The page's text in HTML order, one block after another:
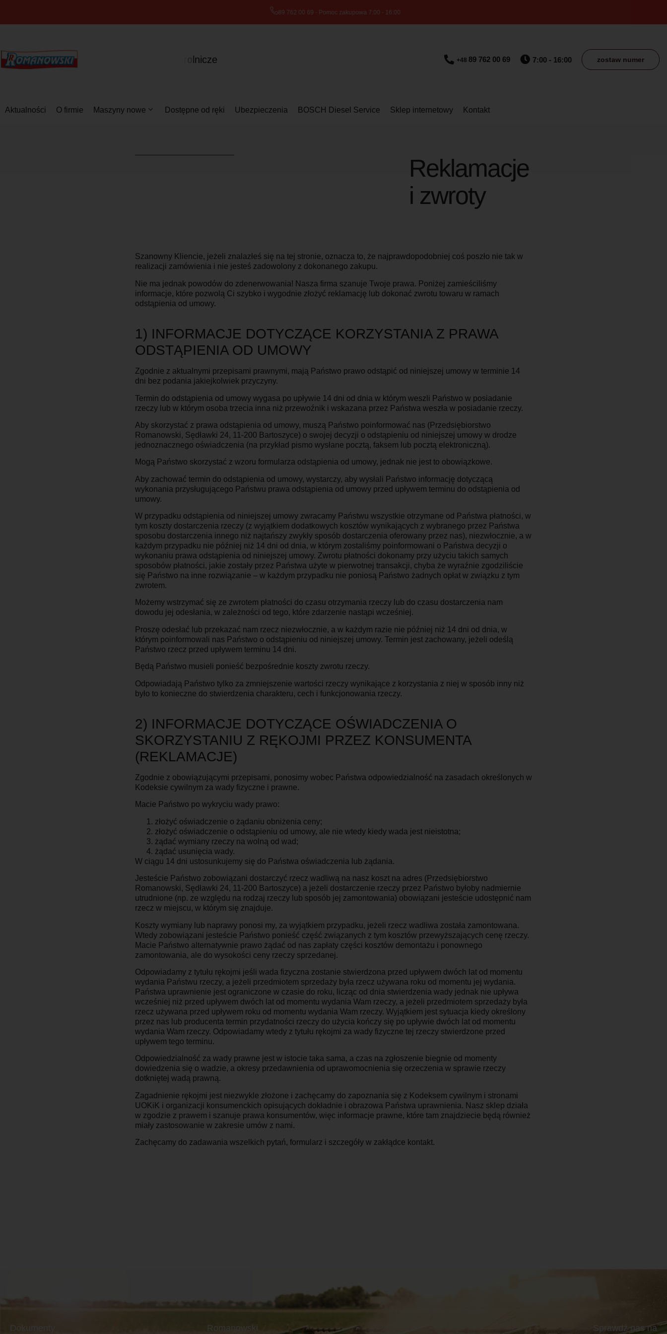
89 762 00 69 - Pomoc zakupowa 7:00 - 16:00
+48 89 762 00 69 7:00 - 16:00 zostaw numer
Aktualności O firmie Maszyny nowe Dostępne od ręki Ubezpieczenia BOSCH Diesel Service Sklep internetowy Kontakt
Reklamacje
i zwroty
Szanowny Kliencie, jeżeli znalazłeś się na tej stronie, oznacza to, że najprawdopodobniej coś poszło nie tak w
realizacji zamówienia i nie jesteś zadowolony z dokonanego zakupu.
Nie ma jednak powodów do zdenerwowania! Nasza firma szanuje Twoje prawa. Poniżej zamieściliśmy
informacje, które pozwolą Ci szybko i wygodnie złożyć reklamację lub dokonać zwrotu towaru w ramach
odstąpienia od umowy.
1) INFORMACJE DOTYCZĄCE KORZYSTANIA Z PRAWA
ODSTĄPIENIA OD UMOWY
Zgodnie z aktualnymi przepisami prawnymi, mają Państwo prawo odstąpić od niniejszej umowy w terminie 14
dni bez podania jakiejkolwiek przyczyny.
Termin do odstąpienia od umowy wygasa po upływie 14 dni od dnia w którym weszli Państwo w posiadanie
rzeczy lub w którym osoba trzecia inna niż przewoźnik i wskazana przez Państwa weszła w posiadanie rzeczy.
Aby skorzystać z prawa odstąpienia od umowy, muszą Państwo poinformować nas (Przedsiębiorstwo
Romanowski, Sędławki 24, 11-200 Bartoszyce) o swojej decyzji o odstąpieniu od niniejszej umowy w drodze
jednoznacznego oświadczenia (na przykład pismo wysłane pocztą, faksem lub pocztą elektroniczną).
Mogą Państwo skorzystać z wzoru formularza odstąpienia od umowy, jednak nie jest to obowiązkowe.
Aby zachować termin do odstąpienia od umowy, wystarczy, aby wysłali Państwo informację dotyczącą
wykonania przysługującego Państwu prawa odstąpienia od umowy przed upływem terminu do odstąpienia od
umowy.
W przypadku odstąpienia od niniejszej umowy zwracamy Państwu wszystkie otrzymane od Państwa płatności, w
tym koszty dostarczenia rzeczy (z wyjątkiem dodatkowych kosztów wynikających z wybranego przez Państwa
sposobu dostarczenia innego niż najtańszy zwykły sposób dostarczenia oferowany przez nas), niezwłocznie, a w
każdym przypadku nie później niż 14 dni od dnia, w którym zostaliśmy poinformowani o Państwa decyzji o
wykonaniu prawa odstąpienia od niniejszej umowy. Zwrotu płatności dokonamy przy użyciu takich samych
sposobów płatności, jakie zostały przez Państwa użyte w pierwotnej transakcji, chyba że wyraźnie zgodziliście
się Państwo na inne rozwiązanie – w każdym przypadku nie poniosą Państwo żadnych opłat w związku z tym
zwrotem.
Możemy wstrzymać się ze zwrotem płatności do czasu otrzymania rzeczy lub do czasu dostarczenia nam
dowodu jej odesłania, w zależności od tego, które zdarzenie nastąpi wcześniej.
Proszę odesłać lub przekazać nam rzecz niezwłocznie, a w każdym razie nie później niż 14 dni od dnia, w
którym poinformowali nas Państwo o odstąpieniu od niniejszej umowy. Termin jest zachowany, jeżeli odeślą
Państwo rzecz przed upływem terminu 14 dni.
Będą Państwo musieli ponieść bezpośrednie koszty zwrotu rzeczy.
Odpowiadają Państwo tylko za zmniejszenie wartości rzeczy wynikające z korzystania z niej w sposób inny niż
było to konieczne do stwierdzenia charakteru, cech i funkcjonowania rzeczy.
2) INFORMACJE DOTYCZĄCE OŚWIADCZENIA O
SKORZYSTANIU Z RĘKOJMI PRZEZ KONSUMENTA
(REKLAMACJE)
Zgodnie z obowiązującymi przepisami, ponosimy wobec Państwa odpowiedzialność na zasadach określonych w
Kodeksie cywilnym za wady fizyczne i prawne.
Macie Państwo po wykryciu wady prawo:
złożyć oświadczenie o żądaniu obniżenia ceny;
złożyć oświadczenie o odstąpieniu od umowy, ale nie wtedy kiedy wada jest nieistotna;
żądać wymiany rzeczy na wolną od wad;
żądać usunięcia wady.
W ciągu 14 dni ustosunkujemy się do Państwa oświadczenia lub żądania.
Jesteście Państwo zobowiązani dostarczyć rzecz wadliwą na nasz koszt na adres (Przedsiębiorstwo
Romanowski, Sędławki 24, 11-200 Bartoszyce) a jeżeli dostarczenie rzeczy przez Państwo byłoby nadmiernie
utrudnione (np. ze względu na rodzaj rzeczy lub sposób jej zamontowania) obowiązani jesteście udostępnić nam
rzecz w miejscu, w którym się znajduje.
Koszty wymiany lub naprawy ponosi my, za wyjątkiem przypadku, jeżeli rzecz wadliwa została zamontowana.
Wtedy zobowiązani jesteście Państwo ponieść część związanych z tym kosztów przewyższających cenę rzeczy.
Macie Państwo alternatywnie prawo żądać od nas zapłaty części kosztów demontażu i ponownego
zamontowania, ale do wysokości ceny rzeczy sprzedanej.
Odpowiadamy z tytułu rękojmi jeśli wada fizyczna zostanie stwierdzona przed upływem dwóch lat od momentu
wydania Państwu rzeczy, a jeżeli przedmiotem sprzedaży była rzecz używana roku od momentu jej wydania.
Państwa uprawnienie jest ograniczone w czasie do roku, licząc od dnia stwierdzenia wady jednak nie upływa
wcześniej niż przed upływem dwóch lat od momentu wydania Wam rzeczy, a jeżeli przedmiotem sprzedaży była
rzecz używana przed upływem roku od momentu wydania Wam rzeczy. Wyjątkiem jest sytuacja kiedy określony
przez nas lub producenta termin przydatności rzeczy do użycia kończy się po upływie dwóch lat od momentu
wydania Wam rzeczy. Odpowiadamy wtedy z tytułu rękojmi za wady fizyczne tej rzeczy stwierdzone przed
upływem tego terminu.
Odpowiedzialność za wady prawne jest w istocie taka sama, a czas na zgłoszenie biegnie od momenty
dowiedzenia się o wadzie, a okresy przedawnienia od uprawomocnienia się orzeczenia w sprawie rzeczy
dotkniętej wadą prawną.
Zagadnienie rękojmi jest niezwykle złożone i zachęcamy do zapoznania się z Kodeksem cywilnym i stronami
UOKiK i organizacji konsumenckich opisujących dokładnie i obrazowa Państwa uprawnienia. Nasz sklep działa
w zgodzie z prawem i szanuje prawa konsumentów, więc informacje prawne, które tam znajdziecie będą również
miały zastosowanie w zakresie umów z nami.
Zachęcamy do zadawania wszelkich pytań, formularz i szczegóły w zakłądce kontakt.
Dokumenty Romanowski Sprawdź nas na